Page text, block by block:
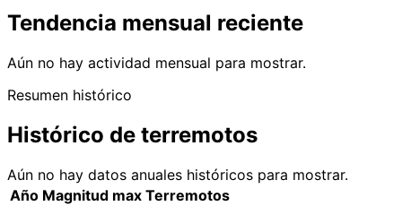
Tendencia mensual reciente
Aún no hay actividad mensual para mostrar.
Resumen histórico
Histórico de terremotos
Aún no hay datos anuales históricos para mostrar.
Año Magnitud max Terremotos